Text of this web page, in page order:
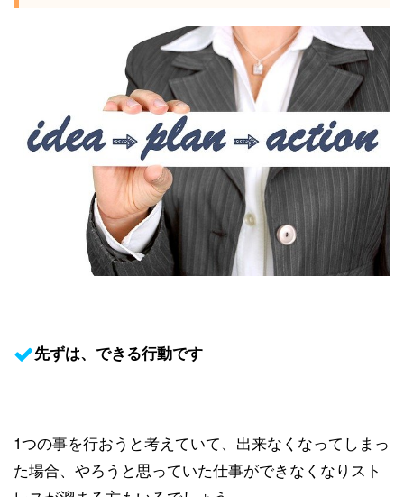
先ずは、できる行動です
1つの事を行おうと考えていて、出来なくなってしまっ
た場合、やろうと思っていた仕事ができなくなりスト